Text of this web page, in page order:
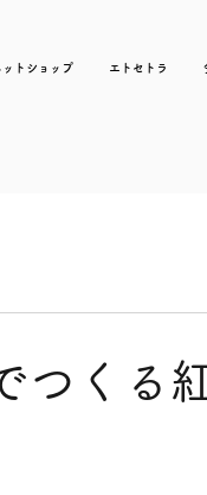
ットショップ エトセトラ
つくる